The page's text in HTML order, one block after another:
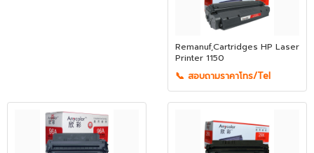
Remanuf,Cartridges HP Laser
Printer 1150
📞 สอบถามราคาโทร/Tel